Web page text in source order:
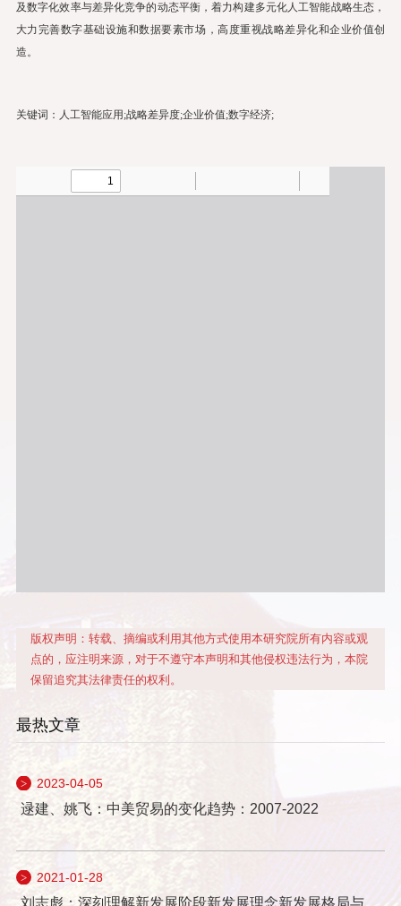
及数字化效率与差异化竞争的动态平衡，着力构建多元化人工智能战略生态，
大力完善数字基础设施和数据要素市场，高度重视战略差异化和企业价值创
造。
关键词：人工智能应用;战略差异度;企业价值;数字经济;
版权声明：转载、摘编或利用其他方式使用本研究院所有内容或观
点的，应注明来源，对于不遵守本声明和其他侵权违法行为，本院
保留追究其法律责任的权利。
最热文章